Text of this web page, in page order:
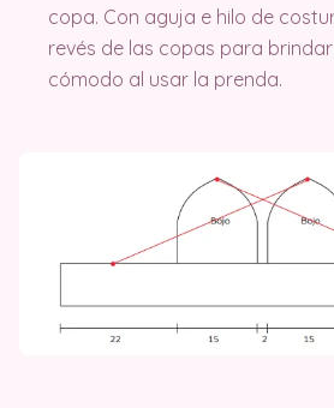
copa. Con aguja e hilo de
revés de las copas para
cómodo al usar la prenda.